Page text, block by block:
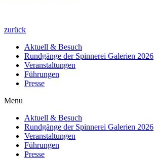
zurück
Aktuell & Besuch
Rundgänge der Spinnerei Galerien 2026
Veranstaltungen
Führungen
Presse
Menu
Aktuell & Besuch
Rundgänge der Spinnerei Galerien 2026
Veranstaltungen
Führungen
Presse